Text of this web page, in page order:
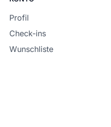
Profil
Check-ins
Wunschliste